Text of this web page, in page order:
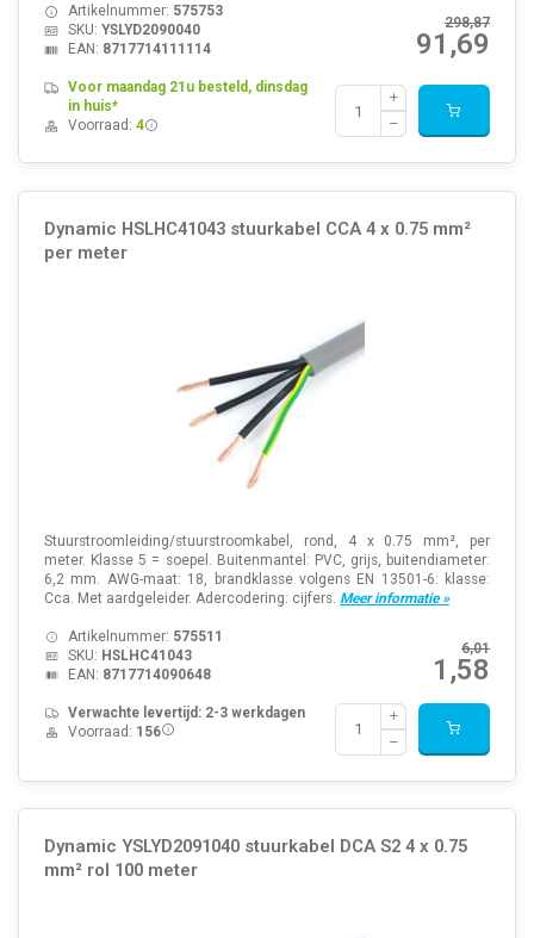
298,87
91,69
Artikelnummer: 575753
SKU: YSLYD2090040
EAN: 8717714111114
Voor maandag 21u besteld, dinsdag
in huis*
Voorraad: 4
Dynamic HSLHC41043 stuurkabel CCA 4 x 0.75 mm²
per meter
Stuurstroomleiding/stuurstroomkabel, rond, 4 x 0.75 mm², per
meter. Klasse 5 = soepel. Buitenmantel: PVC, grijs, buitendiameter:
6,2 mm. AWG-maat: 18, brandklasse volgens EN 13501-6: klasse:
Cca. Met aardgeleider. Adercodering: cijfers. Meer informatie »
6,01
1,58
Artikelnummer: 575511
SKU: HSLHC41043
EAN: 8717714090648
Verwachte levertijd: 2-3 werkdagen
Voorraad: 156
Dynamic YSLYD2091040 stuurkabel DCA S2 4 x 0.75
mm² rol 100 meter